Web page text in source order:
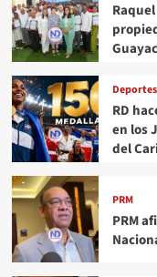
Deportes
RD
en los
del
PRM
PRM